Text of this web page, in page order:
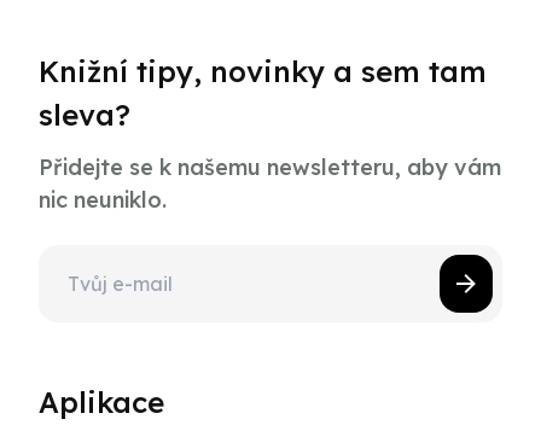
Knižní tipy, novinky a sem tam
sleva?
Přidejte se k našemu newsletteru, aby vám
nic neuniklo.
Aplikace